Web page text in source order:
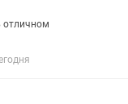
отличном